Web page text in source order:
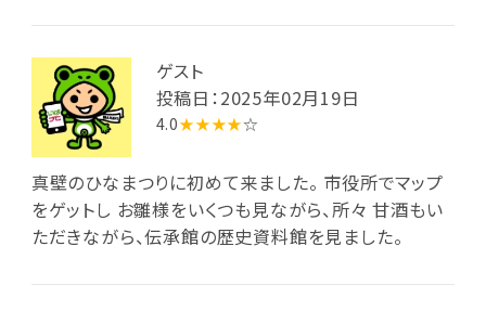
藩々庁、後に笠間藩へ真壁藩併合後は笠間藩出張所)
跡とのことで、敷地自体が史跡と知りました。本館には
陣屋の東にあった堀の地層標本が展示され、敷地内の
古墳から出土した石棺も移設・展示されていました。公
民館や図書館、イベントホールがメインのようですが、
戦国期の城郭・真壁城とそれにより発達した真壁の歴
史的町並み、江戸期の真壁陣屋に関する遺物が展示さ
れ、真壁地区の歴史的重要性を興味深く学ぶことがで
ゲスト
投稿日：2025年02月19日
4.0★★★★☆
真壁のひなまつりに初めて来ました。 市役所でマップ
をゲットし お雛様をいくつも見ながら、所々 甘酒もい
ただきながら、伝承館の歴史資料館を見ました。